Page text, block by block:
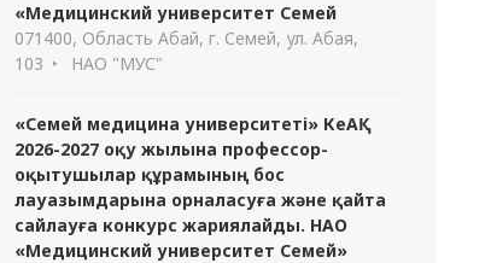
«Медицинский университет Семей
071400, Область Абай, г. Семей, ул. Абая,
103
НАО "МУС"
«Семей медицина университеті» КеАҚ
2026-2027 оқу жылына профессор-
оқытушылар құрамының бос
лауазымдарына орналасуға және қайта
сайлауға конкурс жариялайды. НАО
«Медицинский университет Семей»